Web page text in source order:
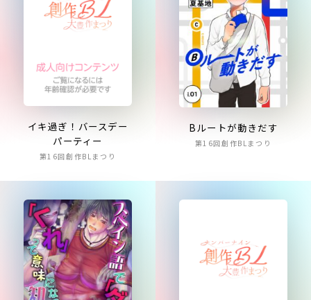
イキ過ぎ！バースデー
パーティー
第16回創作BLまつり
Bルートが動きだす
第16回創作BLまつり